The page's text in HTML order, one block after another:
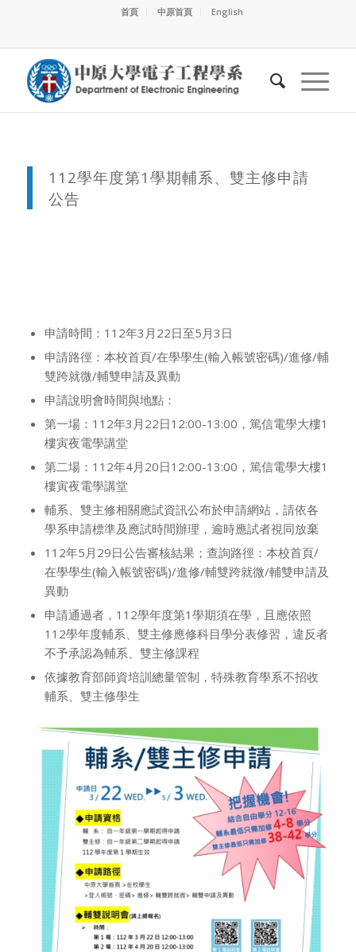
首頁 中原首頁 English
112學年度第1學期輔系、雙主修申請
公告
申請時間：112年3月22日至5月3日
申請路徑：本校首頁/在學學生(輸入帳號密碼)/進修/輔
雙跨就微/輔雙申請及異動
申請說明會時間與地點：
第一場：112年3月22日12:00-13:00，篤信電學大樓1
樓寅夜電學講堂
第二場：112年4月20日12:00-13:00，篤信電學大樓1
樓寅夜電學講堂
輔系、雙主修相關應試資訊公布於申請網站，請依各
學系申請標準及應試時間辦理，逾時應試者視同放棄
112年5月29日公告審核結果；查詢路徑：本校首頁/
在學學生(輸入帳號密碼)/進修/輔雙跨就微/輔雙申請及
異動
申請通過者，112學年度第1學期須在學，且應依照
112學年度輔系、雙主修應修科目學分表修習，違反者
不予承認為輔系、雙主修課程
依據教育部師資培訓總量管制，特殊教育學系不招收
輔系、雙主修學生